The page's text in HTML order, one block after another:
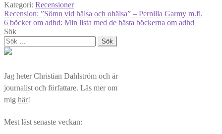
Kategori: Recensioner
Inläggsnavigering
Föregående
inlägg:
Recension: ”Sömn vid hälsa och ohälsa” – Pernilla Garmy m.fl.
Nästa
inlägg:
6 böcker om adhd: Min lista med de bästa böckerna om adhd
Sök
Sök
efter:
Jag heter Christian Dahlström och är
journalist och författare. Läs mer om
mig här!
Mest läst senaste veckan: